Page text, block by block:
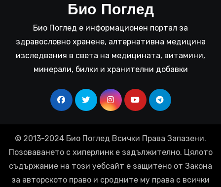
Био Поглед
Био Поглед е информационен портал за
здравословно хранене, алтернативна медицина
изследвания в света на медицината, витамини,
минерали, билки и хранителни добавки
© 2013-2024 Био Поглед Всички Права Запазени.
Позоваването с хиперлинк е задължително. Цялото
съдържание на този уебсайт е защитено от Закона
за авторското право и сродните му права с всички